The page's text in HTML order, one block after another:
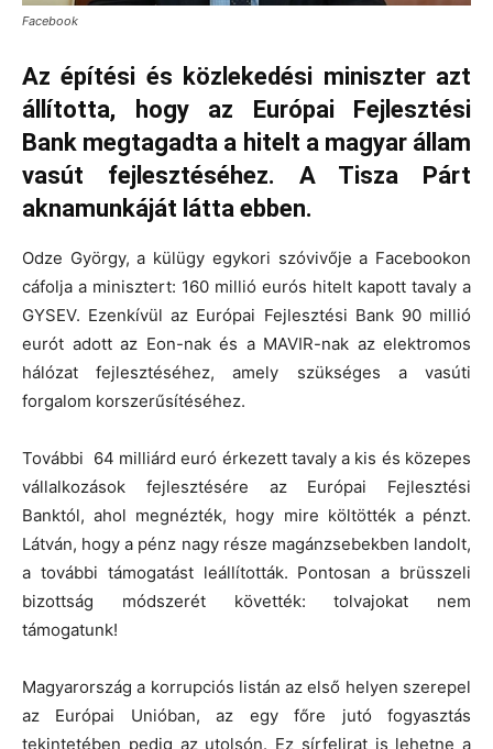
Facebook
Az építési és közlekedési miniszter azt
állította, hogy az Európai Fejlesztési
Bank megtagadta a hitelt a magyar állam
vasút fejlesztéséhez. A Tisza Párt
aknamunkáját látta ebben.
Odze György, a külügy egykori szóvivője a Facebookon
cáfolja a minisztert: 160 millió eurós hitelt kapott tavaly a
GYSEV. Ezenkívül az Európai Fejlesztési Bank 90 millió
eurót adott az Eon-nak és a MAVIR-nak az elektromos
hálózat fejlesztéséhez, amely szükséges a vasúti
forgalom korszerűsítéséhez.
További 64 milliárd euró érkezett tavaly a kis és közepes
vállalkozások fejlesztésére az Európai Fejlesztési
Banktól, ahol megnézték, hogy mire költötték a pénzt.
Látván, hogy a pénz nagy része magánzsebekben landolt,
a további támogatást leállították. Pontosan a brüsszeli
bizottság módszerét követték: tolvajokat nem
támogatunk!
Magyarország a korrupciós listán az első helyen szerepel
az Európai Unióban, az egy főre jutó fogyasztás
tekintetében pedig az utolsón. Ez sírfelirat is lehetne a